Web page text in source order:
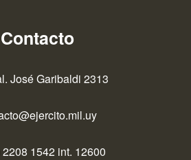
Contacto
José Garibaldi 2313
2208 1542 int. 12600